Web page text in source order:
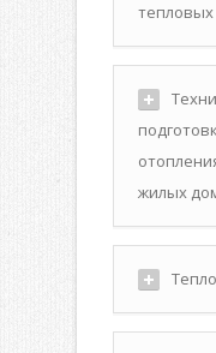
тепловых
жилых